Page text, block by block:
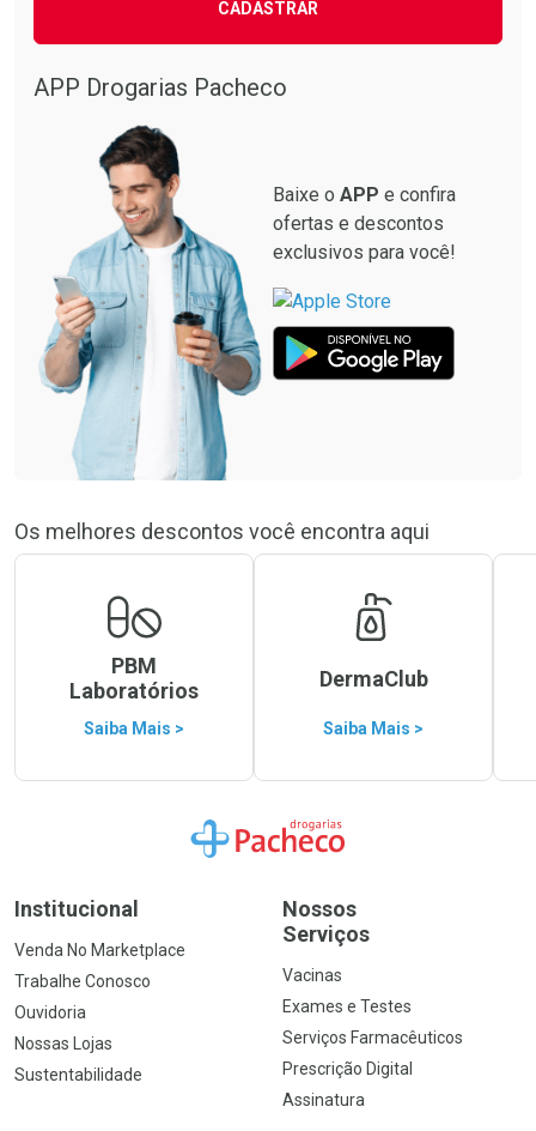
CADASTRAR
APP Drogarias Pacheco
Baixe o APP e confira
ofertas e descontos
exclusivos para você!
Os melhores descontos você encontra aqui
PBM
Laboratórios
Saiba Mais >
DermaClub
Saiba Mais >
Ir para a Home
Institucional
Venda No Marketplace
Trabalhe Conosco
Ouvidoria
Nossas Lojas
Sustentabilidade
Nossos
Serviços
Vacinas
Exames e Testes
Serviços Farmacêuticos
Prescrição Digital
Assinatura